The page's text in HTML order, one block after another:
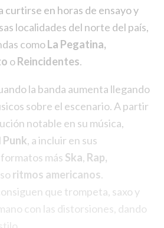
curtirse en horas de ensayo y
localidades del norte del país,
comoLa Pegatina,
oReincidentes.
la banda aumenta llegando
sobre el escenario. A partir
notable en su música,
Punk, a incluir en sus
más Ska, Rap,
ritmos americanos.
que trompeta, saxo y
con las distorsiones, dando